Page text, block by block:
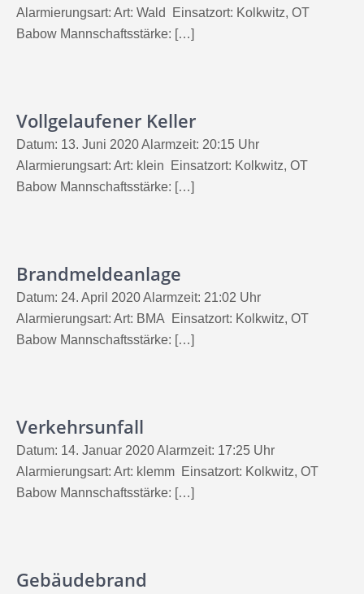
Alarmierungsart: Art: Wald Einsatzort: Kolkwitz, OT
Babow Mannschaftsstärke: […]
Vollgelaufener Keller
Datum: 13. Juni 2020 Alarmzeit: 20:15 Uhr
Alarmierungsart: Art: klein Einsatzort: Kolkwitz, OT
Babow Mannschaftsstärke: […]
Brandmeldeanlage
Datum: 24. April 2020 Alarmzeit: 21:02 Uhr
Alarmierungsart: Art: BMA Einsatzort: Kolkwitz, OT
Babow Mannschaftsstärke: […]
Verkehrsunfall
Datum: 14. Januar 2020 Alarmzeit: 17:25 Uhr
Alarmierungsart: Art: klemm Einsatzort: Kolkwitz, OT
Babow Mannschaftsstärke: […]
Gebäudebrand